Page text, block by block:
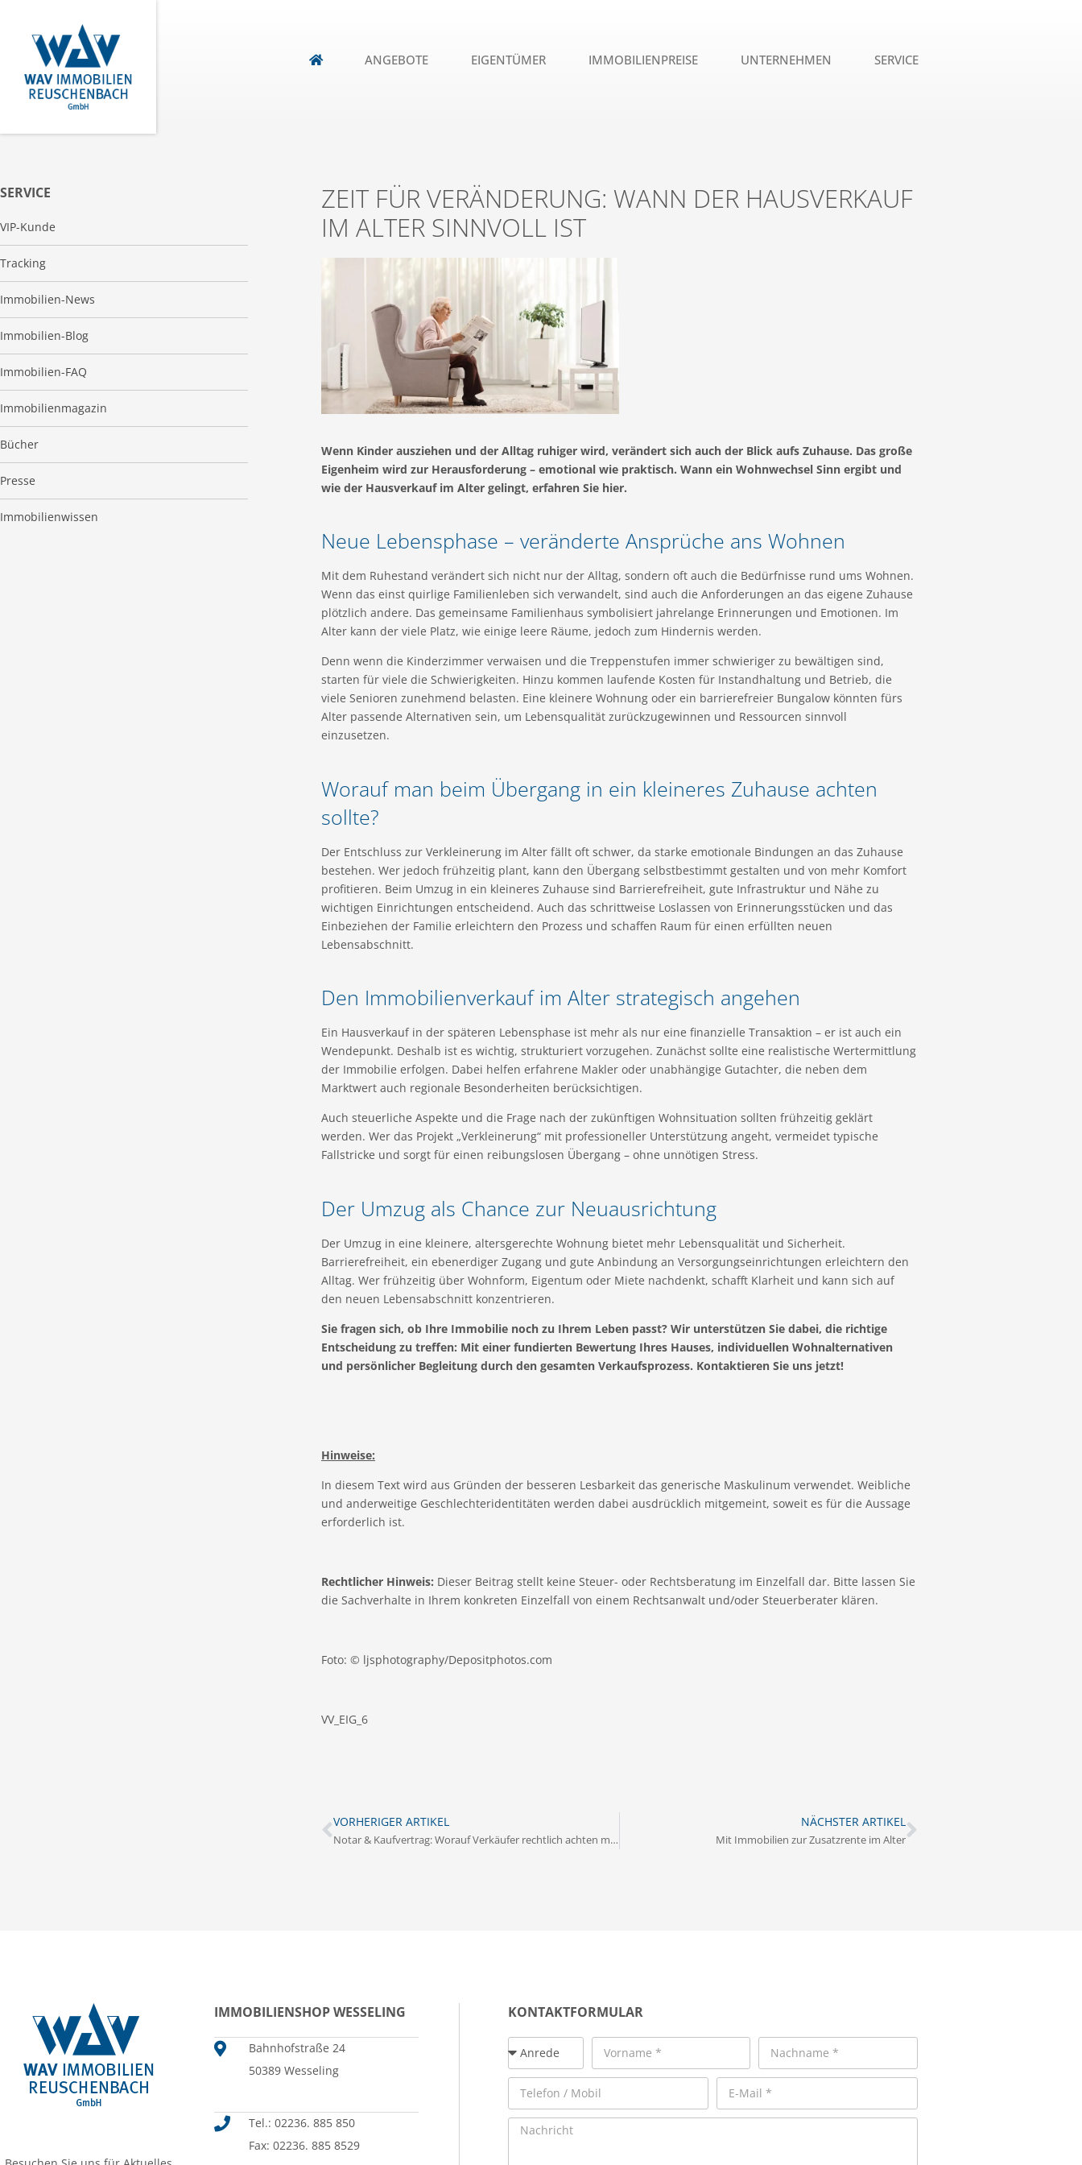
ANGEBOTE EIGENTÜMER IMMOBILIENPREISE UNTERNEHMEN SERVICE
SERVICE
VIP-Kunde
Tracking
Immobilien-News
Immobilien-Blog
Immobilien-FAQ
Immobilienmagazin
Bücher
Presse
Immobilienwissen
ZEIT FÜR VERÄNDERUNG: WANN DER HAUSVERKAUF
IM ALTER SINNVOLL IST
Wenn Kinder ausziehen und der Alltag ruhiger wird, verändert sich auch der Blick aufs Zuhause. Das große
Eigenheim wird zur Herausforderung – emotional wie praktisch. Wann ein Wohnwechsel Sinn ergibt und
wie der Hausverkauf im Alter gelingt, erfahren Sie hier.
Neue Lebensphase – veränderte Ansprüche ans Wohnen
Mit dem Ruhestand verändert sich nicht nur der Alltag, sondern oft auch die Bedürfnisse rund ums Wohnen.
Wenn das einst quirlige Familienleben sich verwandelt, sind auch die Anforderungen an das eigene Zuhause
plötzlich andere. Das gemeinsame Familienhaus symbolisiert jahrelange Erinnerungen und Emotionen. Im
Alter kann der viele Platz, wie einige leere Räume, jedoch zum Hindernis werden.
Denn wenn die Kinderzimmer verwaisen und die Treppenstufen immer schwieriger zu bewältigen sind,
starten für viele die Schwierigkeiten. Hinzu kommen laufende Kosten für Instandhaltung und Betrieb, die
viele Senioren zunehmend belasten. Eine kleinere Wohnung oder ein barrierefreier Bungalow könnten fürs
Alter passende Alternativen sein, um Lebensqualität zurückzugewinnen und Ressourcen sinnvoll
einzusetzen.
Worauf man beim Übergang in ein kleineres Zuhause achten
sollte?
Der Entschluss zur Verkleinerung im Alter fällt oft schwer, da starke emotionale Bindungen an das Zuhause
bestehen. Wer jedoch frühzeitig plant, kann den Übergang selbstbestimmt gestalten und von mehr Komfort
profitieren. Beim Umzug in ein kleineres Zuhause sind Barrierefreiheit, gute Infrastruktur und Nähe zu
wichtigen Einrichtungen entscheidend. Auch das schrittweise Loslassen von Erinnerungsstücken und das
Einbeziehen der Familie erleichtern den Prozess und schaffen Raum für einen erfüllten neuen
Lebensabschnitt.
Den Immobilienverkauf im Alter strategisch angehen
Ein Hausverkauf in der späteren Lebensphase ist mehr als nur eine finanzielle Transaktion – er ist auch ein
Wendepunkt. Deshalb ist es wichtig, strukturiert vorzugehen. Zunächst sollte eine realistische Wertermittlung
der Immobilie erfolgen. Dabei helfen erfahrene Makler oder unabhängige Gutachter, die neben dem
Marktwert auch regionale Besonderheiten berücksichtigen.
Auch steuerliche Aspekte und die Frage nach der zukünftigen Wohnsituation sollten frühzeitig geklärt
werden. Wer das Projekt „Verkleinerung“ mit professioneller Unterstützung angeht, vermeidet typische
Fallstricke und sorgt für einen reibungslosen Übergang – ohne unnötigen Stress.
Der Umzug als Chance zur Neuausrichtung
Der Umzug in eine kleinere, altersgerechte Wohnung bietet mehr Lebensqualität und Sicherheit.
Barrierefreiheit, ein ebenerdiger Zugang und gute Anbindung an Versorgungseinrichtungen erleichtern den
Alltag. Wer frühzeitig über Wohnform, Eigentum oder Miete nachdenkt, schafft Klarheit und kann sich auf
den neuen Lebensabschnitt konzentrieren.
Sie fragen sich, ob Ihre Immobilie noch zu Ihrem Leben passt? Wir unterstützen Sie dabei, die richtige
Entscheidung zu treffen: Mit einer fundierten Bewertung Ihres Hauses, individuellen Wohnalternativen
und persönlicher Begleitung durch den gesamten Verkaufsprozess. Kontaktieren Sie uns jetzt!
Hinweise:
In diesem Text wird aus Gründen der besseren Lesbarkeit das generische Maskulinum verwendet. Weibliche
und anderweitige Geschlechteridentitäten werden dabei ausdrücklich mitgemeint, soweit es für die Aussage
erforderlich ist.
Rechtlicher Hinweis: Dieser Beitrag stellt keine Steuer- oder Rechtsberatung im Einzelfall dar. Bitte lassen Sie
die Sachverhalte in Ihrem konkreten Einzelfall von einem Rechtsanwalt und/oder Steuerberater klären.
Foto: © ljsphotography/Depositphotos.com
VV_EIG_6
VORHERIGER ARTIKEL
Notar & Kaufvertrag: Worauf Verkäufer rechtlich achten müssen
NÄCHSTER ARTIKEL
Mit Immobilien zur Zusatzrente im Alter
IMMOBILIENSHOP WESSELING
Bahnhofstraße 24
50389 Wesseling
Tel.: 02236. 885 850
Fax: 02236. 885 8529
KONTAKTFORMULAR